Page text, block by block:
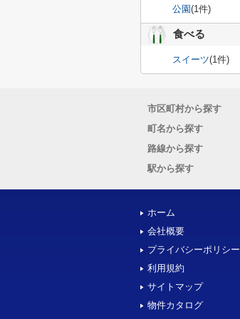
公園(1件)
食べる
スイーツ(1件)
市区町村から探す
町名から探す
路線から探す
駅から探す
ホーム
会社概要
プライバシーポリシー
利用規約
サイトマップ
物件カタログ